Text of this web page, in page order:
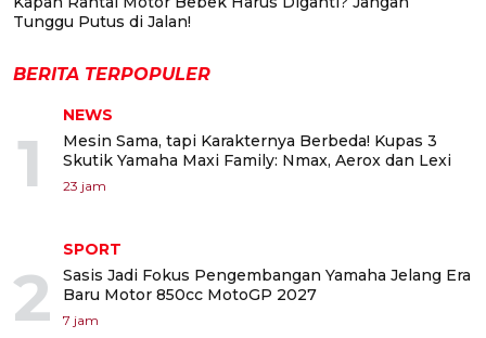
Tunggu Putus di Jalan!
BERITA TERPOPULER
1
NEWS
Mesin Sama, tapi Karakternya Berbeda! Kupas 3
Skutik Yamaha Maxi Family: Nmax, Aerox dan Lexi
23 jam
2
SPORT
Sasis Jadi Fokus Pengembangan Yamaha Jelang Era
Baru Motor 850cc MotoGP 2027
7 jam